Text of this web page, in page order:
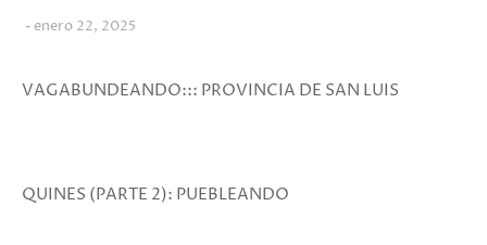
enero 22, 2025
VAGABUNDEANDO::: PROVINCIA DE SAN LUIS
QUINES (PARTE 2): PUEBLEANDO